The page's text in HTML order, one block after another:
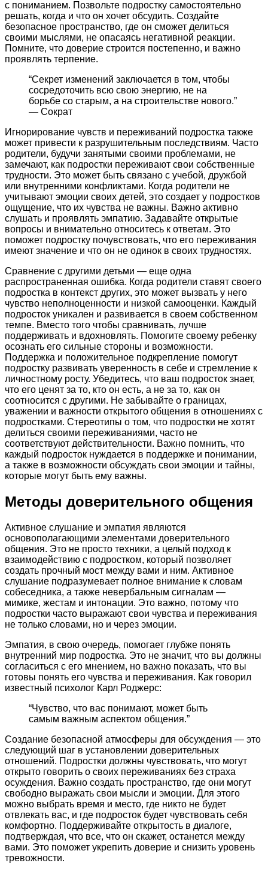
с пониманием. Позвольте подростку самостоятельно
решать, когда и что он хочет обсудить. Создайте
безопасное пространство, где он сможет делиться
своими мыслями, не опасаясь негативной реакции.
Помните, что доверие строится постепенно, и важно
проявлять терпение.
“Секрет изменений заключается в том, чтобы
сосредоточить всю свою энергию, не на
борьбе со старым, а на строительстве нового.”
— Сократ
Игнорирование чувств и переживаний подростка также
может привести к разрушительным последствиям. Часто
родители, будучи занятыми своими проблемами, не
замечают, как подростки переживают свои собственные
трудности. Это может быть связано с учебой, дружбой
или внутренними конфликтами. Когда родители не
учитывают эмоции своих детей, это создает у подростков
ощущение, что их чувства не важны. Важно активно
слушать и проявлять эмпатию. Задавайте открытые
вопросы и внимательно относитесь к ответам. Это
поможет подростку почувствовать, что его переживания
имеют значение и что он не одинок в своих трудностях.
Сравнение с другими детьми — еще одна
распространенная ошибка. Когда родители ставят своего
подростка в контекст других, это может вызвать у него
чувство неполноценности и низкой самооценки. Каждый
подросток уникален и развивается в своем собственном
темпе. Вместо того чтобы сравнивать, лучше
поддерживать и вдохновлять. Помогите своему ребенку
осознать его сильные стороны и возможности.
Поддержка и положительное подкрепление помогут
подростку развивать уверенность в себе и стремление к
личностному росту. Убедитесь, что ваш подросток знает,
что его ценят за то, кто он есть, а не за то, как он
соотносится с другими. Не забывайте о границах,
уважении и важности открытого общения в отношениях с
подростками. Стереотипы о том, что подростки не хотят
делиться своими переживаниями, часто не
соответствуют действительности. Важно помнить, что
каждый подросток нуждается в поддержке и понимании,
а также в возможности обсуждать свои эмоции и тайны,
которые могут быть ему важны.
Методы доверительного общения
Активное слушание и эмпатия являются
основополагающими элементами доверительного
общения. Это не просто техники, а целый подход к
взаимодействию с подростком, который позволяет
создать прочный мост между вами и ним. Активное
слушание подразумевает полное внимание к словам
собеседника, а также невербальным сигналам —
мимике, жестам и интонации. Это важно, потому что
подростки часто выражают свои чувства и переживания
не только словами, но и через эмоции.
Эмпатия, в свою очередь, помогает глубже понять
внутренний мир подростка. Это не значит, что вы должны
согласиться с его мнением, но важно показать, что вы
готовы понять его чувства и переживания. Как говорил
известный психолог Карл Роджерс:
“Чувство, что вас понимают, может быть
самым важным аспектом общения.”
Создание безопасной атмосферы для обсуждения — это
следующий шаг в установлении доверительных
отношений. Подростки должны чувствовать, что могут
открыто говорить о своих переживаниях без страха
осуждения. Важно создать пространство, где они могут
свободно выражать свои мысли и эмоции. Для этого
можно выбрать время и место, где никто не будет
отвлекать вас, и где подросток будет чувствовать себя
комфортно. Поддерживайте открытость в диалоге,
подтверждая, что все, что он скажет, останется между
вами. Это поможет укрепить доверие и снизить уровень
тревожности.